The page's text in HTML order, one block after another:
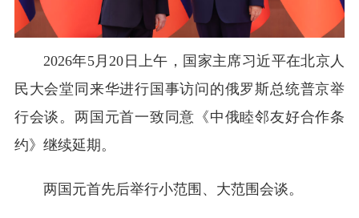
2026年5月20日上午，国家主席习近平在北京人
民大会堂同来华进行国事访问的俄罗斯总统普京举
行会谈。两国元首一致同意《中俄睦邻友好合作条
约》继续延期。
两国元首先后举行小范围、大范围会谈。